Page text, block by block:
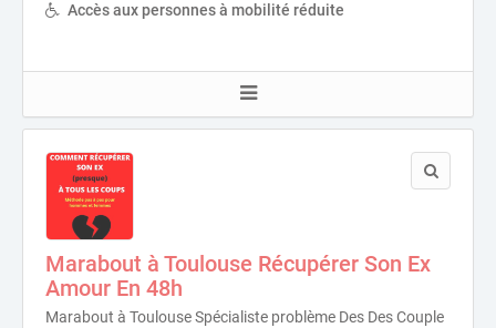
Accès aux personnes à mobilité réduite
Marabout à Toulouse Récupérer Son Ex
Amour En 48h
Marabout à Toulouse Spécialiste problème Des Des Couple